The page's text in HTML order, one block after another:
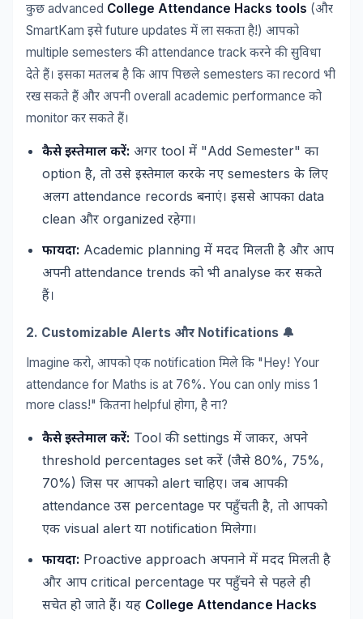
कुछ advanced College Attendance Hacks tools (और
SmartKam इसेfuture updates में ला सकता है!) आपको
multiple semesters की attendance track करने की सुविधा
देते हैं। इसका मतलब है कि आप पिछले semesters का record भी
रख सकते हैं और अपनी overall academic performance को
monitor कर सकते हैं।
कैसेइस्तेमालकरें: अगर tool में "Add Semester" का
option है, तो उसे इस्तेमाल करके नए semesters के लिए
अलग attendance records बनाएं। इससे आपका data
clean और organized रहेगा।
फायदा: Academic planning में मदद मिलती है और आप
अपनी attendance trends को भी analyse कर सकते
हैं।
2. Customizable Alerts और Notifications 🔔
Imagine करो, आपको एक notification मिले कि "Hey! Your
attendance for Maths is at 76%. You can only miss 1
more class!" कितना helpful होगा, है ना?
कैसेइस्तेमालकरें: Tool कीsettings में जाकर, अपने
threshold percentages set करें (जैसे 80%, 75%,
70%) जिस पर आपको alert चाहिए। जब आपकी
attendance उस percentage पर पहुँचती है, तो आपको
एक visual alert या notification मिलेगा।
फायदा: Proactive approach अपनाने में मदद मिलती है
और आप critical percentage पर पहुँचने से पहले ही
सचेत हो जाते हैं। यह College Attendance Hacks